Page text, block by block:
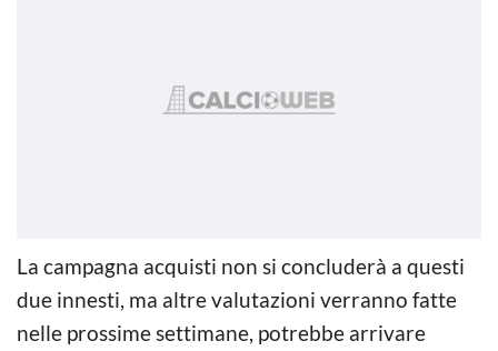
La campagna acquisti non si concluderà a questi
due innesti, ma altre valutazioni verranno fatte
nelle prossime settimane, potrebbe arrivare